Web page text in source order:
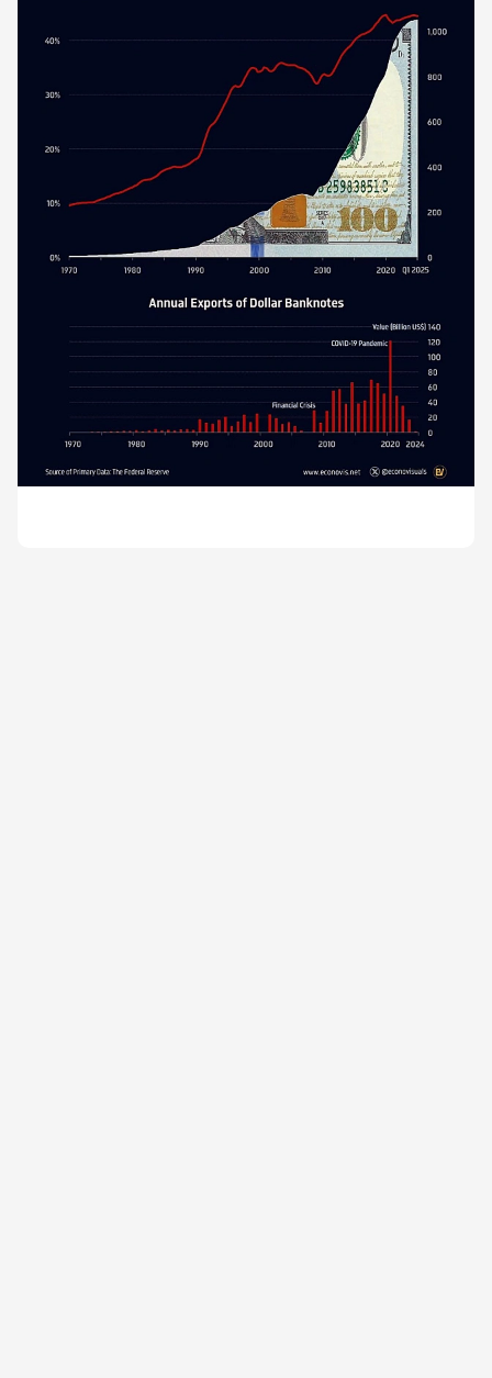
світі з початком \"Холодної війни\" та багато чого
іншого зробили американський долар - валютою №1
у світі.📩 Підписуйся на \"Ціну держави\"
https://www.econovis.net/insights/usdollar-banknotes-